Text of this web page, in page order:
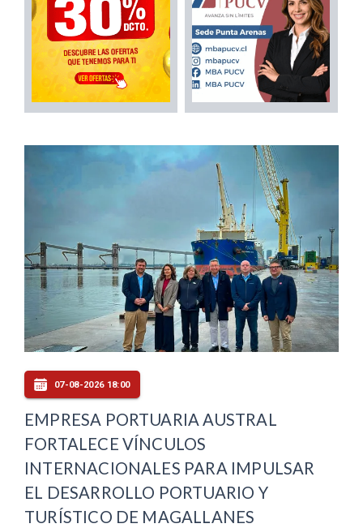
07-08-2026 18:00
EMPRESA PORTUARIA AUSTRAL
FORTALECE VÍNCULOS
INTERNACIONALES PARA IMPULSAR
EL DESARROLLO PORTUARIO Y
TURÍSTICO DE MAGALLANES